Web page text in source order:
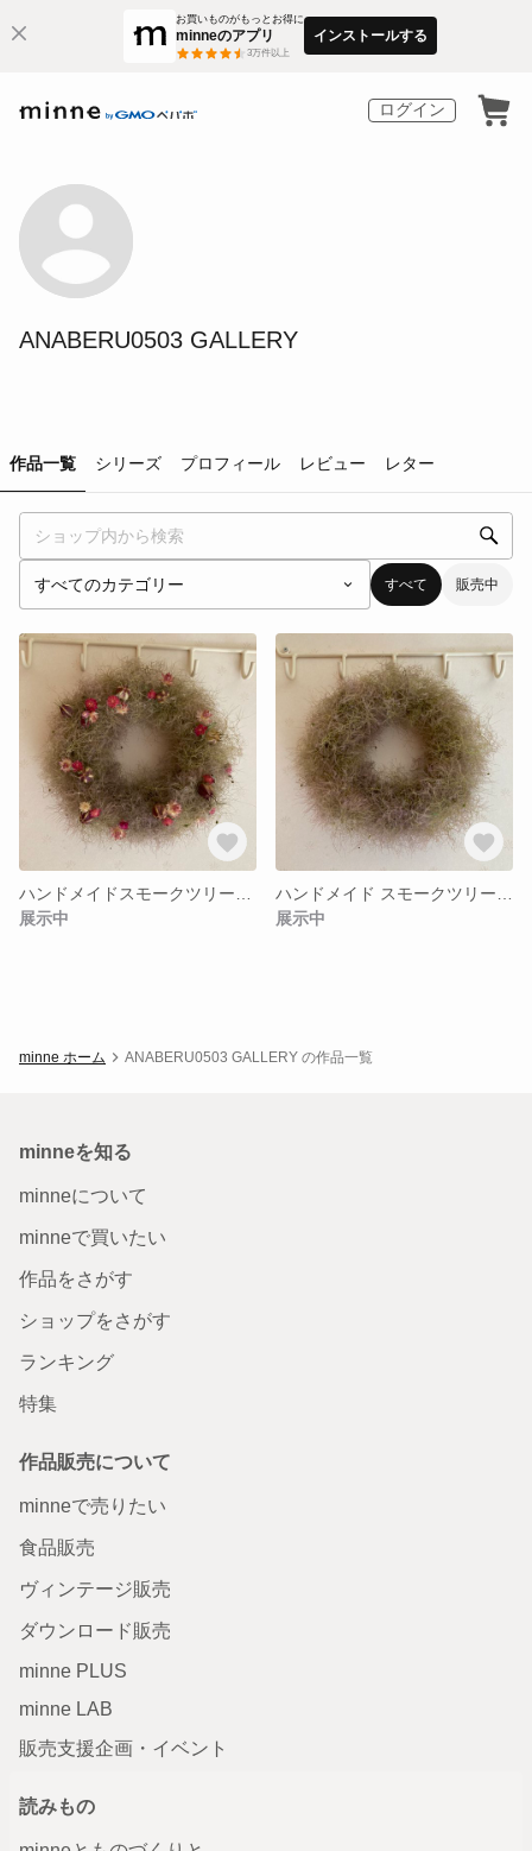
お買いものがもっとお得に
minneのアプリ
3万件以上
インストールする
ログイン
ANABERU0503 GALLERY
作品一覧 シリーズ プロフィール レビュー レター
すべて 販売中
展示中
展示中
minne ホーム ANABERU0503 GALLERY の作品一覧
minneを知る
minneについて
minneで買いたい
作品をさがす
ショップをさがす
ランキング
特集
作品販売について
minneで売りたい
食品販売
ヴィンテージ販売
ダウンロード販売
minne PLUS
minne LAB
販売支援企画・イベント
読みもの